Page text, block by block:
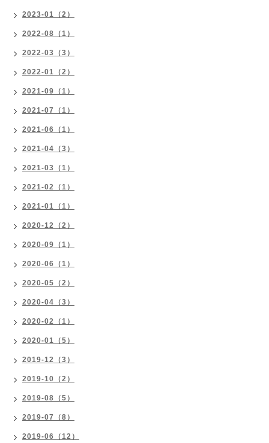
2023-01（2）
2022-08（1）
2022-03（3）
2022-01（2）
2021-09（1）
2021-07（1）
2021-06（1）
2021-04（3）
2021-03（1）
2021-02（1）
2021-01（1）
2020-12（2）
2020-09（1）
2020-06（1）
2020-05（2）
2020-04（3）
2020-02（1）
2020-01（5）
2019-12（3）
2019-10（2）
2019-08（5）
2019-07（8）
2019-06（12）